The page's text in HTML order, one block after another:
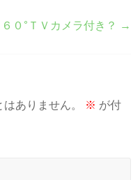
６０°ＴＶカメラ付き？ →
ありません。 ※ が付